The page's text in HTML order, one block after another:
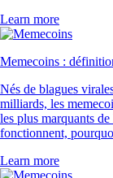
Learn more
Memecoins :
Nés de blagues
milliards, les
les plus marquants
fonctionnent,
Learn more